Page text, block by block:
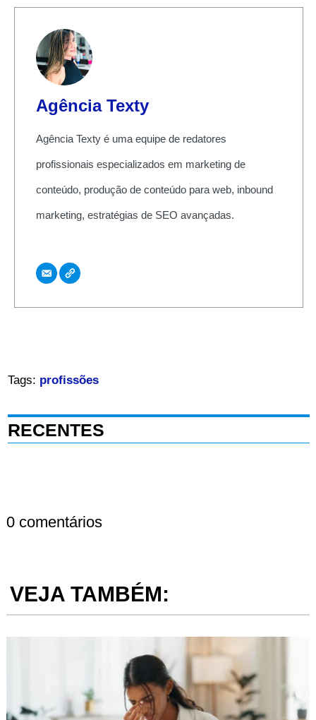
Agência Texty
Agência Texty é uma equipe de redatores
profissionais especializados em marketing de
conteúdo, produção de conteúdo para web, inbound
marketing, estratégias de SEO avançadas.
Tags: profissões
RECENTES
0 comentários
VEJA TAMBÉM: